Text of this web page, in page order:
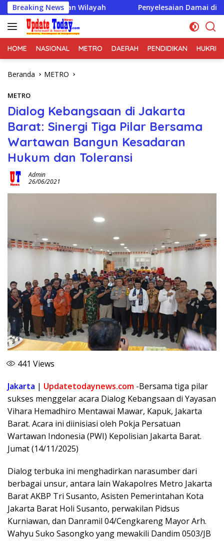
Langsung
ke
konten
Breaking News
Wilayah Penyelesaian Damai di Desa Cikupa Jadi
HOME NASIONAL METRO DAERAH PENDIDIKAN HUKRIM
Beranda METRO
METRO
Dialog Kebangsaan di Jakarta
Barat: Sinergi Tiga Pilar Bersama
Wartawan Bangun Kesadaran
Hukum dan Toleransi
Admin
26/06/2021
441 Views
Jakarta | Updatetodaynews.com -Bersama tiga pilar
sukses menggelar acara Dialog Kebangsaan di Yayasan
Vihara Hemadhiro Mentawai Mawar, Kapuk, Jakarta
Barat. Acara ini diinisiasi oleh Pokja Persatuan
Wartawan Indonesia (PWI) Kepolisian Jakarta Barat.
Jumat (14/11/2025)
Dialog terbuka ini menghadirkan narasumber dari
berbagai unsur, antara lain Wakapolres Metro Jakarta
Barat AKBP Tri Susanto, Asisten Pemerintahan Kota
Jakarta Barat Holi Susanto, perwakilan Pidsus
Kurniawan, dan Danramil 04/Cengkareng Mayor Arh.
Wahyu Suko Sasongko yang mewakili Dandim 0503/JB